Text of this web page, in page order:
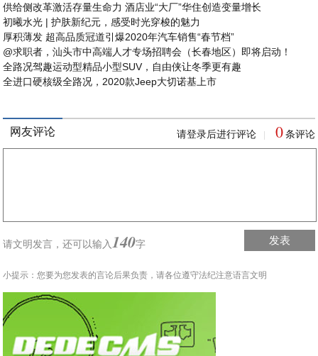
供给侧改革激活存量生命力 酒店业“大厂”华住创造变量增长
初曦水光 | 护肤新纪元，感受时光穿梭的魅力
厚积薄发 超高品质冠道引爆2020年汽车销售“春节档”
@求职者，汕头市中高端人才专场招聘会（长春地区）即将启动！
全路况驾趣运动型精品小型SUV，自由侠让冬季更有趣
全进口硬核级全路况，2020款Jeep大切诺基上市
网友评论 请登录后进行评论 | 0 条评论
请文明发言，还可以输入 140字 发表
小提示：您要为您发表的言论后果负责，请各位遵守法纪注意语言文明